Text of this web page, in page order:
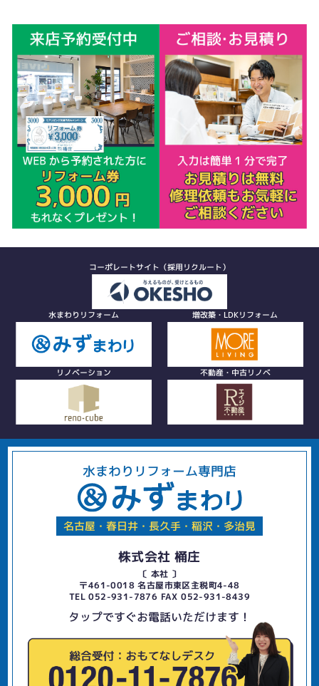
コーポレートサイト（採用リクルート）
水まわりリフォーム 増改築・LDKリフォーム
リノベーション 不動産・中古リノベ
水まわりリフォーム専門店
名古屋・春日井・長久手・稲沢・多治見
株式会社 桶庄
〔 本社 〕
〒461-0018 名古屋市東区主税町4-48
TEL 052-931-7876 FAX 052-931-8439
タップですぐお電話いただけます！